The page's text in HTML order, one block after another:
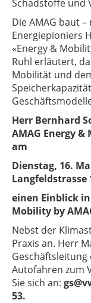
Schadstoffe und
Die AMAG baut
Energiepioniers
«Energy &
Ruhl erläutert,
Mobilität und
Herr Bernhard
AMAG Energy &
am
Dienstag, 16.
Langfeldstrasse
einen Einblick
Mobility by
Nebst der
Praxis an. Herr
Geschäftsleitung
Autofahren zum
Sie sich an:
53.